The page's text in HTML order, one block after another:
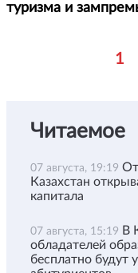
туризма и
1
Читаемое
07 августа, 19:19
Казахстан
капитала
07 августа, 15:19 В
обладателей
бесплатно будут